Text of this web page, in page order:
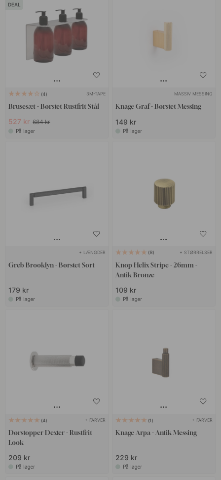
DEAL
4 3M-TAPE
Brusesæt - Børstet Rustfrit Stål
527 kr 684 kr
På lager
MASSIV MESSING
Knage Graf - Børstet Messing
149 kr
På lager
+ LÆNGDER
Greb Brooklyn - Børstet Sort
179 kr
På lager
8 + STØRRELSER
Knop Helix Stripe - 26mm -
Antik Bronze
109 kr
På lager
4 + FARVER
Dørstopper Dexter - Rustfrit
Look
209 kr
På lager
1 + FARVER
Knage Arpa - Antik Messing
229 kr
På lager